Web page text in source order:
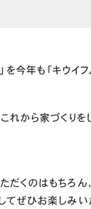
今年も「キウイ
れから家づくり
くのはもちろん
ぜひお楽しみい